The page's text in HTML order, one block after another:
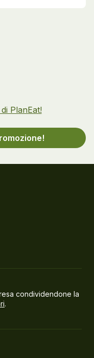
PlanEat!
condividendone la
.